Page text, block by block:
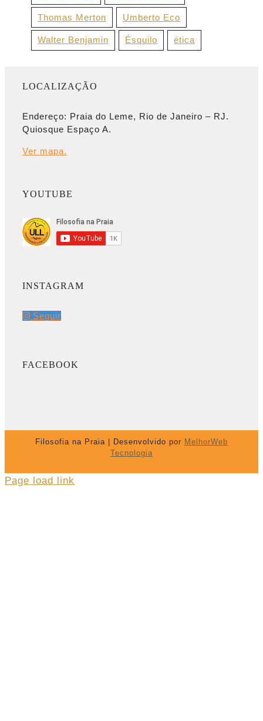
Thomas Merton Umberto Eco
Walter Benjamin Ésquilo ética
LOCALIZAÇÃO
Endereço: Praia do Leme, Rio de Janeiro – RJ.
Quiosque Espaço A.
Ver mapa.
YOUTUBE
INSTAGRAM
Seguir
FACEBOOK
Filosofia na Praia | Desenvolvido por MelhorWeb
Tecnologia
Page load link